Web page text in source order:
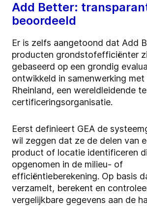
Add Better:
beoordeeld
Er is zelfs aangetoond dat Add
producten grondstofefficiënter
gebaseerd op een grondig
ontwikkeld in samenwerking met
Rheinland, een wereldleidende
certificeringsorganisatie.
Eerst definieert GEA de
wil zeggen dat ze de delen van
product of locatie identificeren
opgenomen in de milieu- of
efficiëntieberekening. Op basis
verzamelt, berekent en
vergelijkbare gegevens aan de